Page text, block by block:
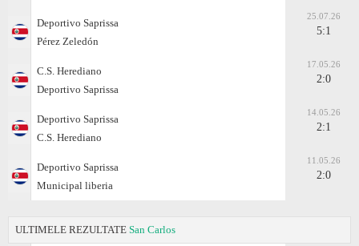
Deportivo Saprissa
Pérez Zeledón
25.07.26
5:1
C.S. Herediano
Deportivo Saprissa
17.05.26
2:0
Deportivo Saprissa
C.S. Herediano
14.05.26
2:1
Deportivo Saprissa
Municipal liberia
11.05.26
2:0
ULTIMELE REZULTATE San Carlos